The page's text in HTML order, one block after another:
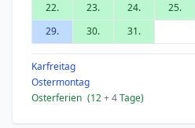
22.
23. 24. 25.
29.
30. 31.
Karfreitag
Ostermontag
Osterferien (12+ 4Tage)